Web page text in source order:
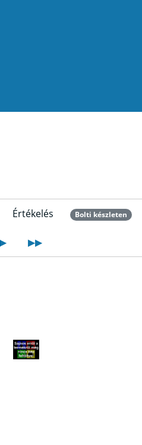
Értékelés Bolti készleten
▶ ▶▶